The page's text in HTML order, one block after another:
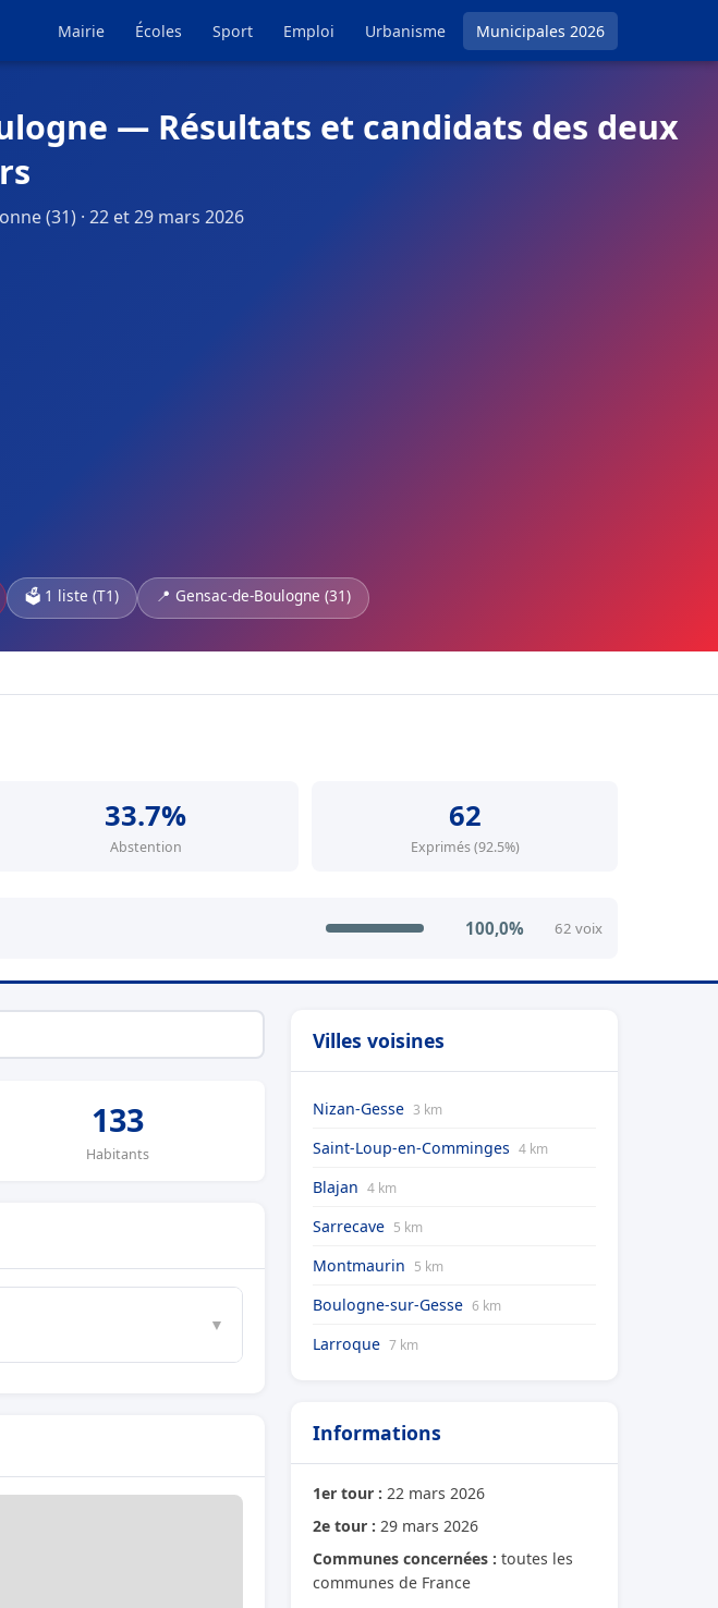
Mairie Écoles Sport Emploi Urbanisme Municipales 2026
— Résultats et candidats des deux
(31) · 22 et 29 mars 2026
🗳️ 1 liste (T1) 📍 Gensac-de-Boulogne (31)
33.7%
Abstention
62
Exprimés (92.5%)
100,0% 62 voix
133
Habitants
▼
Villes voisines
Nizan-Gesse 3 km
Saint-Loup-en-Comminges 4 km
Blajan 4 km
Sarrecave 5 km
Montmaurin 5 km
Boulogne-sur-Gesse 6 km
Larroque 7 km
Informations
1er tour : 22 mars 2026
2e tour : 29 mars 2026
Communes concernées : toutes les
communes de France